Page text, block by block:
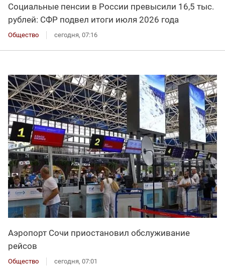
Социальные пенсии в России превысили 16,5 тыс.
рублей: СФР подвел итоги июля 2026 года
Общество сегодня, 07:16
Аэропорт Сочи приостановил обслуживание
рейсов
Общество сегодня, 07:01